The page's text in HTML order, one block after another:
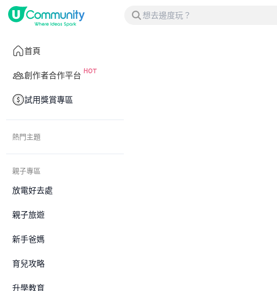
首頁
創作者合作平台
試用獎賞專區
熱門主題
親子專區
放電好去處
親子旅遊
新手爸媽
育兒攻略
升學教育